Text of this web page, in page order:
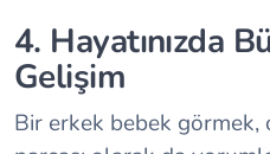
4. Hayatınızda
Gelişim
Bir erkek bebek